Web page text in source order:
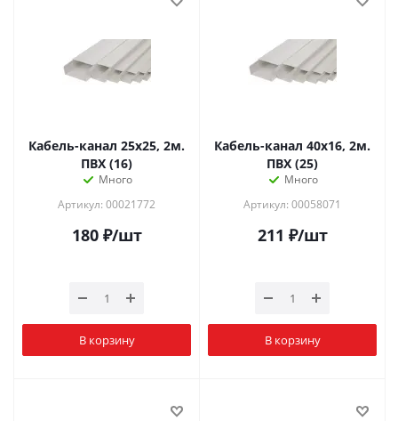
Кабель-канал 25х25, 2м.
ПВХ (16)
Много
Артикул: 00021772
180₽/шт
В корзину
Кабель-канал 40х16, 2м.
ПВХ (25)
Много
Артикул: 00058071
211 ₽/шт
В корзину